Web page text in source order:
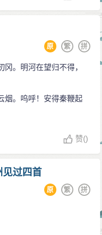
拼
繁
原
。明河在望归不得，
烟。呜呼！安得秦鞭起
赞()
见过四首
拼
繁
原